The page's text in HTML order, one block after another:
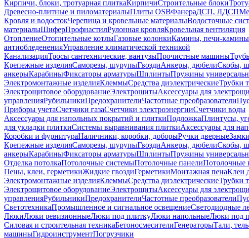
Кирпичи, блоки, тротуарная плиткаКирпичиСтроительные блоки
Древесно-плитные и пиломатериалыПлиты OSBФанераДСП, ЛДСП
Кровля и водостокЧерепица и кровельные материалыВодосточные
материалыШиферПрофнастилРулонная кровляКровельная вентиляция
ОтоплениеОтопительные котлыГазовые колонкиКамины, печи-камины
антиобледененияУправление климатической техникой
КанализацияТросы сантехнические, вантузыПрочистные машины
Крепежные изделияСаморезы, шурупыГвоздиАнкеры, дюбелиСкобы,
анкерыКарабиныФиксаторы арматурыШплинтыПружины
Электромонтажные изделияКлеммыСредства диэлектрическиеТрубки
Электрощитовое оборудованиеЭлектрощитыАксессуары для
управленияРубильникиПредохранителиЧастотные преобразователи
Приборы учетаСчетчики газаСчетчики электроэнергииСчетчики воды
Аксессуары для напольных покрытий и плиткиПодложкаПлинтусы,
для укладки плиткиСистемы выравнивания плиткиАксессуары для
Коробки и фурнитураНаличники, коробки, доборыРучки дверные
Крепежные изделияСаморезы, шурупыГвоздиАнкеры, дюбелиСкобы,
анкерыКарабиныФиксаторы арматурыШплинтыПружины
Отделка потолкаПотолочные системыПотолочные панелиПотолочные
Пены, клеи, герметикиЖидкие гвоздиГерметикиМонтажная пенаКлеи
Электромонтажные изделияКлеммыСредства диэлектрическиеТрубки
Электрощитовое оборудованиеЭлектрощитыАксессуары для
управленияРубильникиПредохранителиЧастотные преобразователи
СветотехникаПромышленное и сигнальное освещениеСветодиодные
ЛюкиЛюки ревизионныеЛюки под плиткуЛюки напольныеЛюки под
Силовая и строительная техникаБетоносмесителиГенераторыТали,
машиныГидроинструментПогрузчики